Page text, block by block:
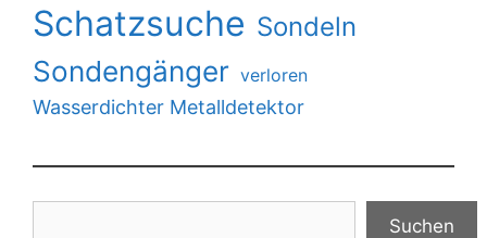
Schatzsuche Sondeln
Sondengänger verloren
Wasserdichter Metalldetektor
Suchen